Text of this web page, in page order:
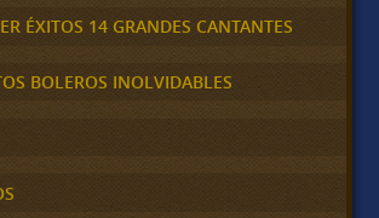
ÉXITOS 14 GRANDES CANTANTES
BOLEROS INOLVIDABLES